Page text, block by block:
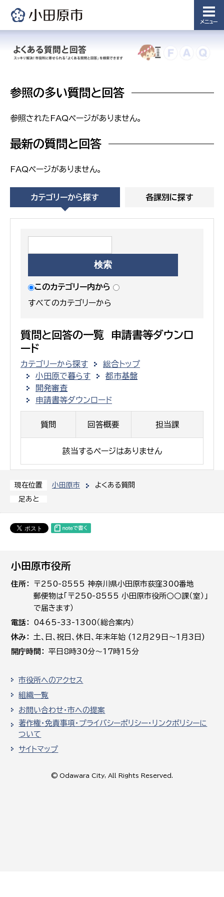
メニュー
務局
議会総務
課
現在位置 小田原市
よくある質問
足あと
参照の多い質問と回答
参照されたFAQページがありません。
最新の質問と回答
FAQページがありません。
カテゴリーから探す 各課別に探す
このカテゴリー内から
すべてのカテゴリーから
質問と回答の一覧 申請書等ダウンロ
ード
カテゴリーから探す
総合トップ
小田原で暮らす
都市基盤
開発審査
申請書等ダウンロード
質問 回答概要 担当課
該当するページはありません
小田原市役所
住所
〒250-8555 神奈川県小田原市荻窪300番地
郵便物は「〒250-8555 小田原市役所○○課（室）」
で届きます）
電話
0465-33-1300（総合案内）
休み
土､日､祝日、休日、年末年始 (12月29日～1月3日)
開庁時間
平日8時30分～17時15分
市役所へのアクセス
組織一覧
お問い合わせ・市への提案
著作権・免責事項・プライバシーポリシー・リンクポリシーに
ついて
サイトマップ
© Odawara City, All Rights Reserved.